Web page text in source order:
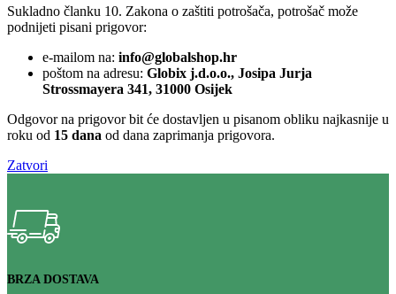
Sukladno članku 10. Zakona o zaštiti potrošača, potrošač može
podnijeti pisani prigovor:
e-mailom na: info@globalshop.hr
poštom na adresu: Globix j.d.o.o., Josipa Jurja
Strossmayera 341, 31000 Osijek
Odgovor na prigovor bit će dostavljen u pisanom obliku najkasnije u
roku od 15 dana od dana zaprimanja prigovora.
Zatvori
BRZA DOSTAVA